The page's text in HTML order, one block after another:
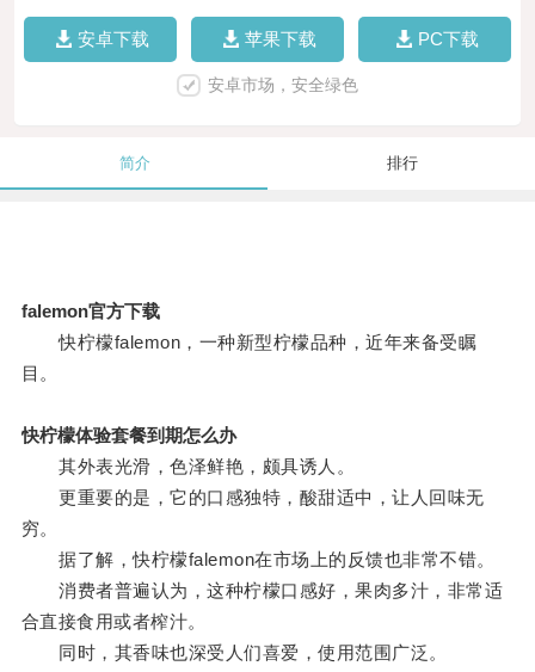
安卓下载 苹果下载 PC下载
安卓市场，安全绿色
简介 排行
falemon官方下载
快柠檬falemon，一种新型柠檬品种，近年来备受瞩
目。
快柠檬体验套餐到期怎么办
其外表光滑，色泽鲜艳，颇具诱人。
更重要的是，它的口感独特，酸甜适中，让人回味无
穷。
据了解，快柠檬falemon在市场上的反馈也非常不错。
消费者普遍认为，这种柠檬口感好，果肉多汁，非常适
合直接食用或者榨汁。
同时，其香味也深受人们喜爱，使用范围广泛。